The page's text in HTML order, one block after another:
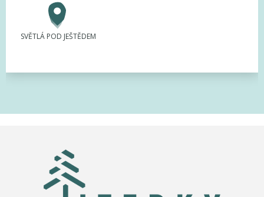
SVĚTLÁ POD JEŠTĚDEM